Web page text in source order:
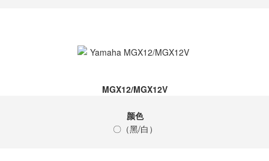
MGX12/MGX12V
颜色
〇（黑/白）